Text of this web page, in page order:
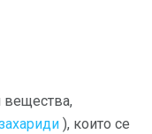
вещества,
), които се